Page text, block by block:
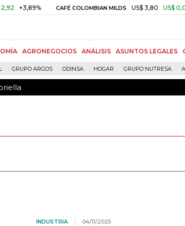
CAFÉ COLOMBIAN MILDS US$ 3,80 US$ 0,05
AGRONEGOCIOS ANÁLISIS ASUNTOS LEGALES
GRUPO ARGOS ODINSA HOGAR GRUPO NUTRESA
INDUSTRIA 04/11/2025